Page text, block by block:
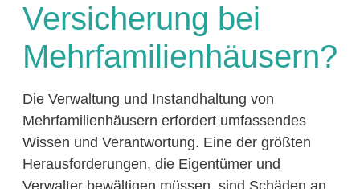
Versicherung bei
Mehrfamilienhäusern?
Die Verwaltung und Instandhaltung von
Mehrfamilienhäusern erfordert umfassendes
Wissen und Verantwortung. Eine der größten
Herausforderungen, die Eigentümer und